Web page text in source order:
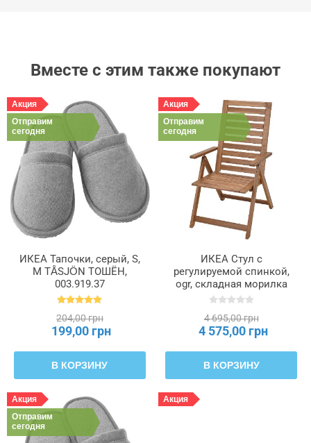
Вместе с этим также покупают
Акция
Отправим
сегодня
ИКЕА Тапочки, серый, S,
M TÅSJÖN ТОШЁН,
003.919.37
204,00 грн
199,00 грн
В КОРЗИНУ
Акция
Отправим
сегодня
ИКЕА Стул с
регулируемой спинкой,
ogr, складная морилка
светло-коричневая
4 695,00 грн
4 575,00 грн
В КОРЗИНУ
Акция
Отправим
сегодня
Акция